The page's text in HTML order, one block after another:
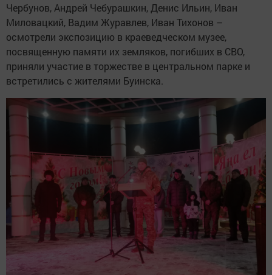
Чербунов, Андрей Чебурашкин, Денис Ильин, Иван
Миловацкий, Вадим Журавлев, Иван Тихонов –
осмотрели экспозицию в краеведческом музее,
посвященную памяти их земляков, погибших в СВО,
приняли участие в торжестве в центральном парке и
встретились с жителями Буинска.